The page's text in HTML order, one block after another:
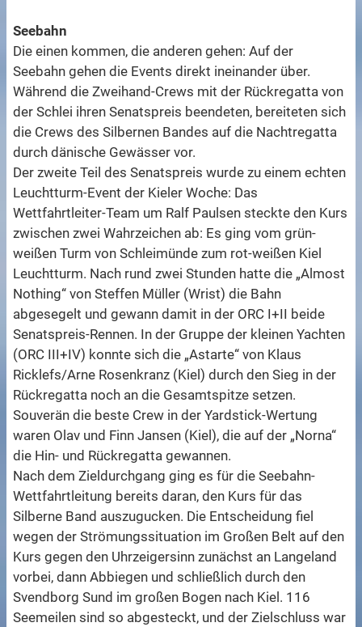
Seebahn
Die einen kommen, die anderen gehen: Auf der
Seebahn gehen die Events direkt ineinander über.
Während die Zweihand-Crews mit der Rückregatta von
der Schlei ihren Senatspreis beendeten, bereiteten sich
die Crews des Silbernen Bandes auf die Nachtregatta
durch dänische Gewässer vor.
Der zweite Teil des Senatspreis wurde zu einem echten
Leuchtturm-Event der Kieler Woche: Das
Wettfahrtleiter-Team um Ralf Paulsen steckte den Kurs
zwischen zwei Wahrzeichen ab: Es ging vom grün-
weißen Turm von Schleimünde zum rot-weißen Kiel
Leuchtturm. Nach rund zwei Stunden hatte die „Almost
Nothing“ von Steffen Müller (Wrist) die Bahn
abgesegelt und gewann damit in der ORC I+II beide
Senatspreis-Rennen. In der Gruppe der kleinen Yachten
(ORC III+IV) konnte sich die „Astarte“ von Klaus
Ricklefs/Arne Rosenkranz (Kiel) durch den Sieg in der
Rückregatta noch an die Gesamtspitze setzen.
Souverän die beste Crew in der Yardstick-Wertung
waren Olav und Finn Jansen (Kiel), die auf der „Norna“
die Hin- und Rückregatta gewannen.
Nach dem Zieldurchgang ging es für die Seebahn-
Wettfahrtleitung bereits daran, den Kurs für das
Silberne Band auszugucken. Die Entscheidung fiel
wegen der Strömungssituation im Großen Belt auf den
Kurs gegen den Uhrzeigersinn zunächst an Langeland
vorbei, dann Abbiegen und schließlich durch den
Svendborg Sund im großen Bogen nach Kiel. 116
Seemeilen sind so abgesteckt, und der Zielschluss war